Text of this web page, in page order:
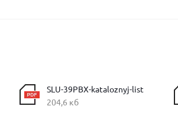
SLU-39PBX-kataloznyj-list
204,6 кб